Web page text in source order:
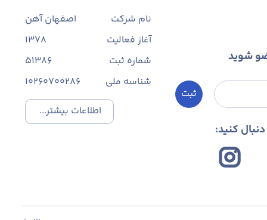
شوید
ثبت
کنید:
نام شرکت
اصفهان آهن
آغاز فعالیت
1378
شماره ثبت
۵۱۳۸۶
شناسه ملی
10260700286
اطلاعات بیشتر...